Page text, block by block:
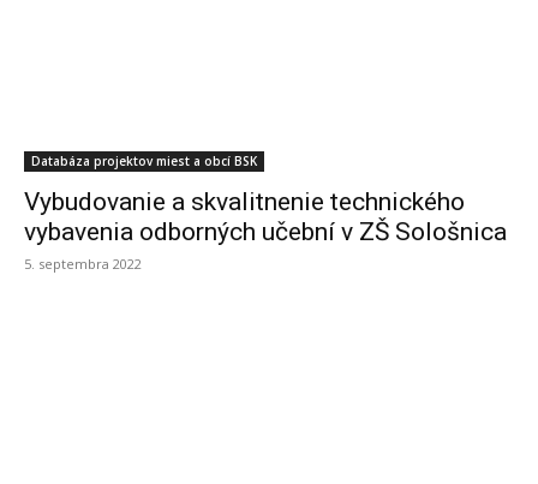
Databáza projektov miest a obcí BSK
Vybudovanie a skvalitnenie technického
vybavenia odborných učební v ZŠ Sološnica
5. septembra 2022